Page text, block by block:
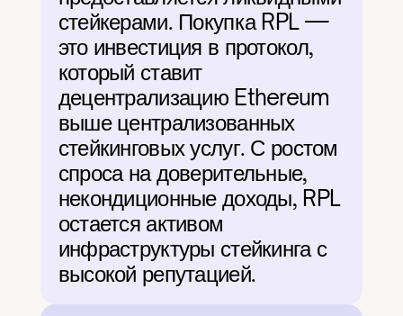
стейкерами. Покупка RPL —
это инвестиция в протокол,
который ставит
децентрализацию Ethereum
выше централизованных
стейкинговых услуг. С ростом
спроса на доверительные,
некондиционные доходы, RPL
остается активом
инфраструктуры стейкинга с
высокой репутацией.